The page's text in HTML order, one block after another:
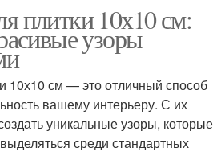
плитки 10х10 см:
узоры
10х10 см — это отличный способ
вашему интерьеру. С их
уникальные узоры, которые
среди стандартных